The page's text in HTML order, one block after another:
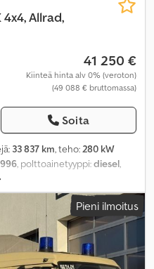
4x4, Allrad,
41 250 €
Kiinteä hinta alv 0% (veroton)
(49 088 € bruttomassa)
Soita
33 837 km, teho:280 kW
, polttoainetyyppi:diesel,
mm, kokonaiskorkeus:3 760
Pieni ilmoitus